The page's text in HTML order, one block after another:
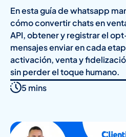
En esta guía de whatsapp
cómo convertir chats en
API, obtener y registrar el
mensajes enviar en cada
activación, venta y
sin perder el toque humano.
5 mins